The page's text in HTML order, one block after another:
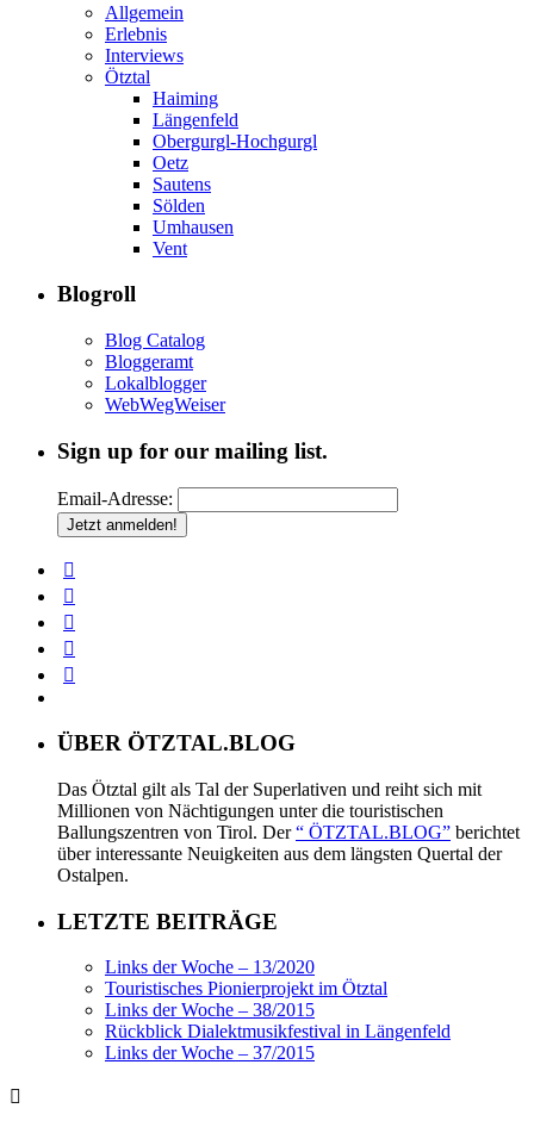
Allgemein
Erlebnis
Interviews
Ötztal
Haiming
Längenfeld
Obergurgl-Hochgurgl
Oetz
Sautens
Sölden
Umhausen
Vent
Blogroll
Blog Catalog
Bloggeramt
Lokalblogger
WebWegWeiser
Sign up for our mailing list.
Email-Adresse:
ÜBER ÖTZTAL.BLOG
Das Ötztal gilt als Tal der Superlativen und reiht sich mit
Millionen von Nächtigungen unter die touristischen
Ballungszentren von Tirol. Der“ ÖTZTAL.BLOG” berichtet
über interessante Neuigkeiten aus dem längsten Quertal der
Ostalpen.
LETZTE BEITRÄGE
Links der Woche – 13/2020
Touristisches Pionierprojekt im Ötztal
Links der Woche – 38/2015
Rückblick Dialektmusikfestival in Längenfeld
Links der Woche – 37/2015